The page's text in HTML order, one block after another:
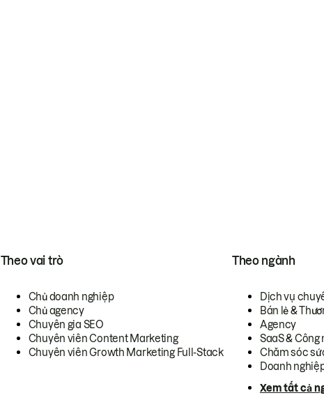
Theo vai trò
Chủ doanh nghiệp
Chủ agency
Chuyên gia SEO
Chuyên viên Content Marketing
Chuyên viên Growth Marketing Full-Stack
Theo ngành
Dịch vụ
Bán lẻ &
Agency
SaaS & Công
Chăm sóc
Doanh
Xem tất cả